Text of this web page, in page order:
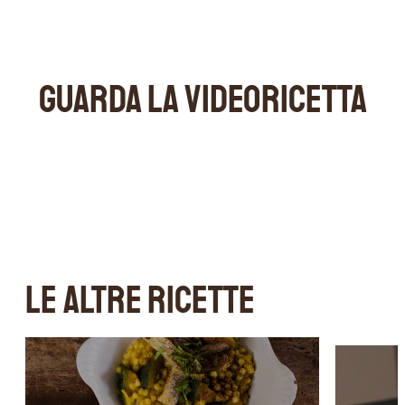
GUARDA LA VIDEORICETTA
LE ALTRE RICETTE